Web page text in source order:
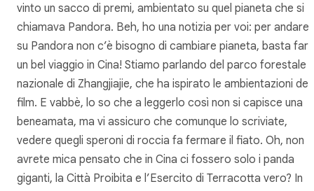
vinto un sacco di premi, ambientato su quel pianeta che si
chiamava Pandora. Beh, ho una notizia per voi: per andare
su Pandora non c’è bisogno di cambiare pianeta, basta fare
un bel viaggio in Cina! Stiamo parlando del parco forestale
nazionale di Zhangjiajie, che ha ispirato le ambientazioni del
film. E vabbè, lo so che a leggerlo così non si capisce una
beneamata, ma vi assicuro che comunque lo scriviate,
vedere quegli speroni di roccia fa fermare il fiato. Oh, non
avrete mica pensato che in Cina ci fossero solo i panda
giganti, la Città Proibita e l’Esercito di Terracotta vero? In